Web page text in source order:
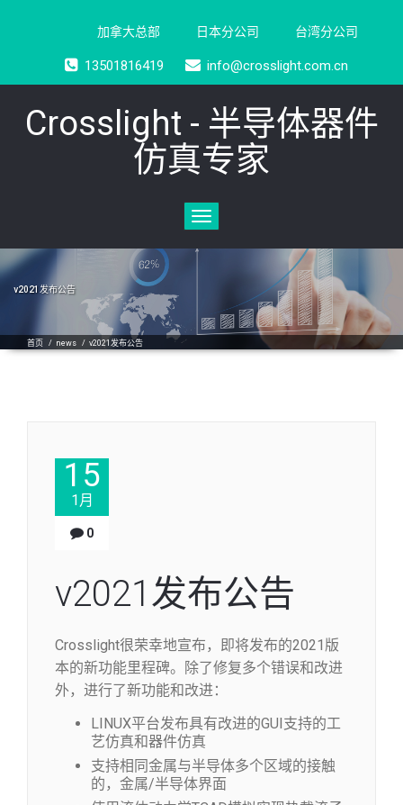
加拿大总部 日本分公司 台湾分公司
13501816419 info@crosslight.com.cn
Crosslight - 半导体器件
仿真专家
Toggle
navigation
v2021发布公告
首页 / news / v2021发布公告
15
1月
0
v2021发布公告
Crosslight很荣幸地宣布，即将发布的2021版
本的新功能里程碑。除了修复多个错误和改进
外，进行了新功能和改进：
LINUX平台发布具有改进的GUI支持的工
艺仿真和器件仿真
支持相同金属与半导体多个区域的接触
的，金属/半导体界面